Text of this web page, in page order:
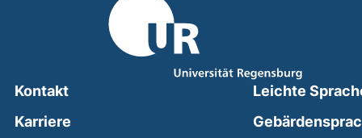
Kontakt
Karriere
Leichte